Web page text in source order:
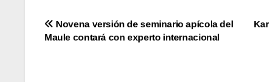
Navegación
Novena versión de seminario apícola del
Maule contará con experto internacional